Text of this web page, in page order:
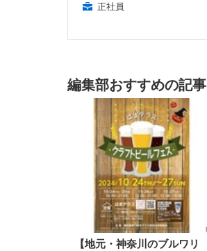
正社員
編集部おすすめの記事
【地元・神奈川のブルワリ